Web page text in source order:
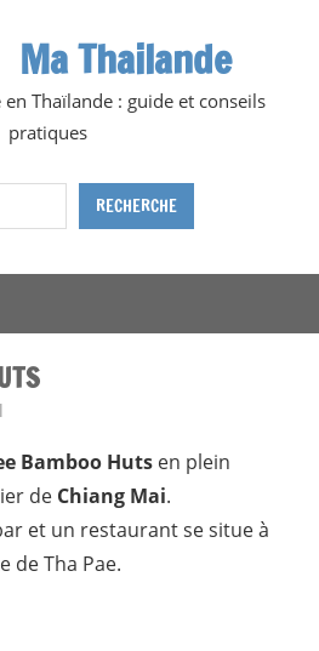
Ma Thailande
Thaïlande : guide et conseils
pratiques
Rechercher
RECHERCHE
Bamboo Hutsen plein
de Chiang Mai.
et un restaurant se situe à
de Tha Pae.